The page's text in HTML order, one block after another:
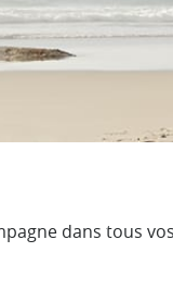
dans tous